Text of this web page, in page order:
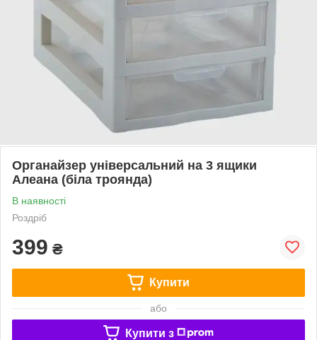
Органайзер універсальний на 3 ящики
Алеана (біла троянда)
В наявності
Роздріб
399 ₴
Купити
або
Купити з